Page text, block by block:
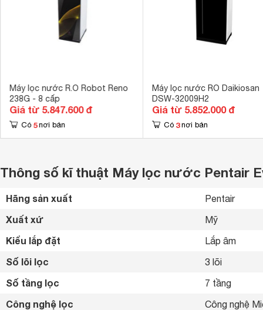
Máy lọc nước R.O Robot Reno
238G - 8 cấp
Giá từ 5.847.600 đ
Có 5 nơi bán
Máy lọc nước RO Daikiosan
DSW-32009H2
Giá từ 5.852.000 đ
Có 3 nơi bán
Thông số kĩ thuật Máy lọc nước Pentair
Hãng sản xuất Pentair
Xuất xứ Mỹ
Kiểu lắp đặt Lắp âm
Số lõi lọc 3 lõi
Số tầng lọc 7 tầng
Công nghệ lọc Công nghệ